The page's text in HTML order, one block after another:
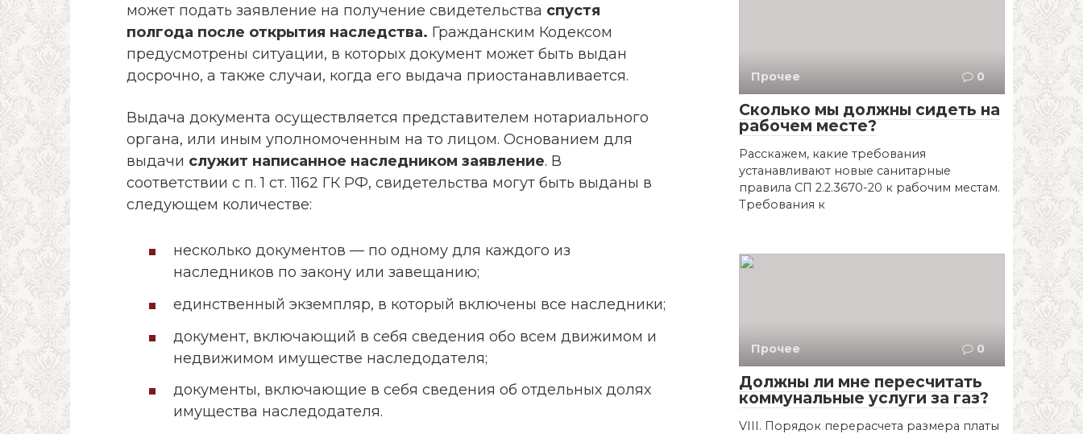
может подать заявление на получение свидетельства спустя
полгода после открытия наследства. Гражданским Кодексом
предусмотрены ситуации, в которых документ может быть выдан
досрочно, а также случаи, когда его выдача приостанавливается.
Выдача документа осуществляется представителем нотариального
органа, или иным уполномоченным на то лицом. Основанием для
выдачи служит написанное наследником заявление. В
соответствии с п. 1 ст. 1162 ГК РФ, свидетельства могут быть выданы в
следующем количестве:
несколько документов — по одному для каждого из
наследников по закону или завещанию;
единственный экземпляр, в который включены все наследники;
документ, включающий в себя сведения обо всем движимом и
недвижимом имуществе наследодателя;
документы, включающие в себя сведения об отдельных долях
имущества наследодателя.
Прочее 0
Сколько мы должны сидеть на
рабочем месте?
Расскажем, какие требования
устанавливают новые санитарные
правила СП 2.2.3670-20 к рабочим местам.
Требования к
Прочее 0
Должны ли мне пересчитать
коммунальные услуги за газ?
VIII. Порядок перерасчета размера платы